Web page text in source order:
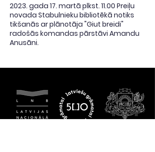
2023. gada 17. martā plkst. 11.00 Preiļu
novada Stabulnieku bibliotēkā notiks
tikšanās ar plānotāja "Giut breidi"
radošās komandas pārstāvi Amandu
Anusāni.